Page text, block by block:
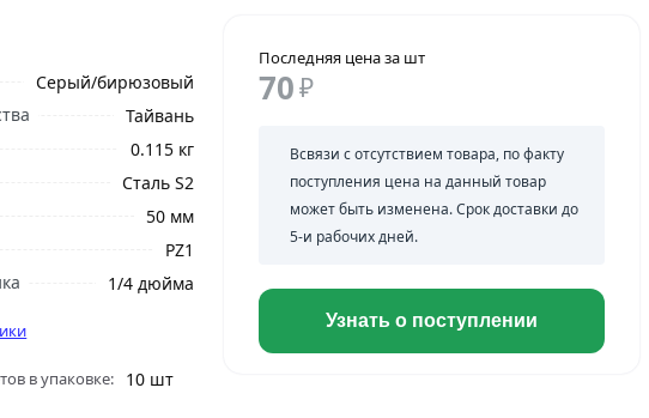
Серый/бирюзовый
Тайвань
0.115 кг
Сталь S2
50 мм
PZ1
1/4 дюйма
в упаковке: 10 шт
Последняя цена за шт
70₽
Всвязи с отсутствием товара, по факту
поступления цена на данный товар
может быть изменена. Срок доставки до
5-и рабочих дней.
Узнать о поступлении